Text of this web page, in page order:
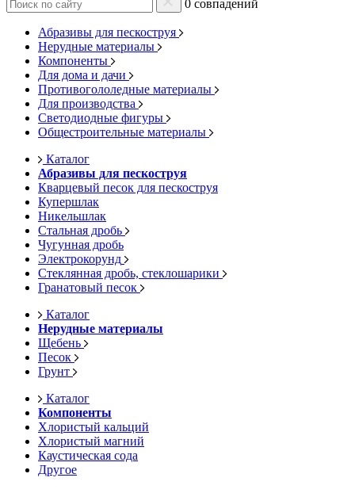
0 совпадений
Абразивы для пескоструя
Нерудные материалы
Компоненты
Для дома и дачи
Противогололедные материалы
Для производства
Светодиодные фигуры
Общестроительные материалы
Каталог
Абразивы для пескоструя
Кварцевый песок для пескоструя
Купершлак
Никельшлак
Стальная дробь
Чугунная дробь
Электрокорунд
Стеклянная дробь, стеклошарики
Гранатовый песок
Каталог
Нерудные материалы
Щебень
Песок
Грунт
Каталог
Компоненты
Хлористый кальций
Хлористый магний
Каустическая сода
Другое